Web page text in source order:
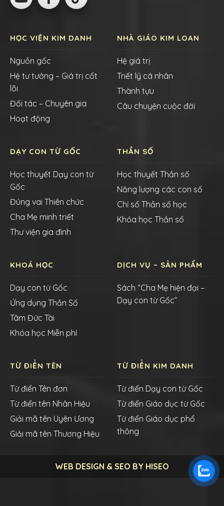
HỌC VIỆN KIM DANH
Nguồn gốc
Hệ tư tưởng – Giá trị cốt
lõi
Đối tác – Chuyên gia
Hoạt động
NHÀ GIÁO KIM LOAN
Hệ giá trị
Triết lý cá nhân
Thành tựu
Câu chuyện cuộc đời
DẠY CON TỪ GỐC
Học thuyết Dạy con từ
Gốc
Đúng vai Thiên chức
Cha Mẹ minh triết
Thư viện gia đình
THẦN SỐ
Học thuyết Thần số
Năng lượng các con số
Chỉ số Thần số học
Khóa học Thần số
KHOÁ HỌC
Dạy con từ Gốc
Ứng dụng Thần Số
Tâm Đức Tài
Khóa học Miễn phí
DỊCH VỤ – SẢN PHẨM
Sách “Cha Mẹ hiện đại –
Dạy con từ Gốc”
TỪ ĐIỂN TÊN
Từ điển Tên đơn
Từ điển tên Nhân Hiệu
Giải mã tên Uyên Ương
Giải mã tên Thương Hiệu
TỪ ĐIỂN KIM DANH
Từ điển Dạy con từ Gốc
Từ điển Giáo dục từ Gốc
Từ điển Giáo dục phổ
thông
WEB DESIGN & SEO BY HISEO